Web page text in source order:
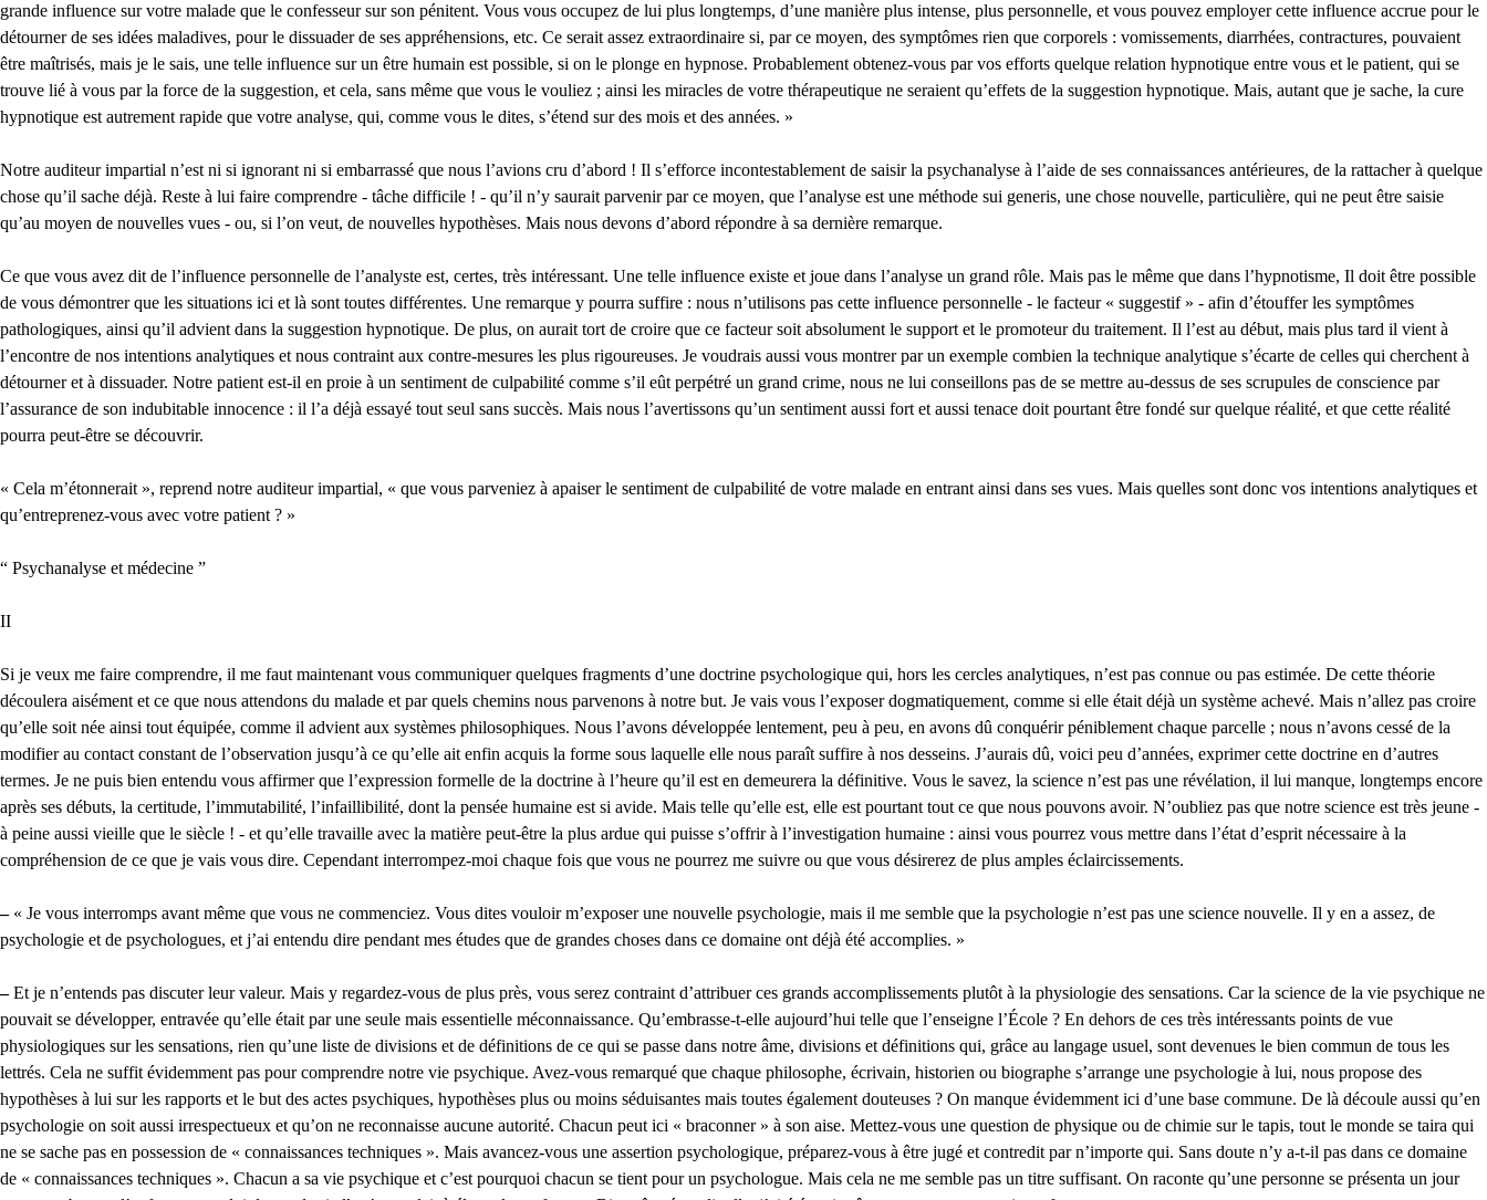
grande influence sur votre malade que le confesseur sur son pénitent. Vous vous occupez de lui plus longtemps, d’une manière plus intense, plus personnelle, et vous pouvez employer cette influence accrue pour le
détourner de ses idées maladives, pour le dissuader de ses appréhensions, etc. Ce serait assez extraordinaire si, par ce moyen, des symptômes rien que corporels : vomissements, diarrhées, contractures, pouvaient
être maîtrisés, mais je le sais, une telle influence sur un être humain est possible, si on le plonge en hypnose. Probablement obtenez-vous par vos efforts quelque relation hypnotique entre vous et le patient, qui se
trouve lié à vous par la force de la suggestion, et cela, sans même que vous le vouliez ; ainsi les miracles de votre thérapeutique ne seraient qu’effets de la suggestion hypnotique. Mais, autant que je sache, la cure
hypnotique est autrement rapide que votre analyse, qui, comme vous le dites, s’étend sur des mois et des années. »
Notre auditeur impartial n’est ni si ignorant ni si embarrassé que nous l’avions cru d’abord ! Il s’efforce incontestablement de saisir la psychanalyse à l’aide de ses connaissances antérieures, de la rattacher à quelque
chose qu’il sache déjà. Reste à lui faire comprendre - tâche difficile ! - qu’il n’y saurait parvenir par ce moyen, que l’analyse est une méthode sui generis, une chose nouvelle, particulière, qui ne peut être saisie
qu’au moyen de nouvelles vues - ou, si l’on veut, de nouvelles hypothèses. Mais nous devons d’abord répondre à sa dernière remarque.
Ce que vous avez dit de l’influence personnelle de l’analyste est, certes, très intéressant. Une telle influence existe et joue dans l’analyse un grand rôle. Mais pas le même que dans l’hypnotisme, Il doit être possible
de vous démontrer que les situations ici et là sont toutes différentes. Une remarque y pourra suffire : nous n’utilisons pas cette influence personnelle - le facteur « suggestif » - afin d’étouffer les symptômes
pathologiques, ainsi qu’il advient dans la suggestion hypnotique. De plus, on aurait tort de croire que ce facteur soit absolument le support et le promoteur du traitement. Il l’est au début, mais plus tard il vient à
l’encontre de nos intentions analytiques et nous contraint aux contre-mesures les plus rigoureuses. Je voudrais aussi vous montrer par un exemple combien la technique analytique s’écarte de celles qui cherchent à
détourner et à dissuader. Notre patient est-il en proie à un sentiment de culpabilité comme s’il eût perpétré un grand crime, nous ne lui conseillons pas de se mettre au-dessus de ses scrupules de conscience par
l’assurance de son indubitable innocence : il l’a déjà essayé tout seul sans succès. Mais nous l’avertissons qu’un sentiment aussi fort et aussi tenace doit pourtant être fondé sur quelque réalité, et que cette réalité
pourra peut-être se découvrir.
« Cela m’étonnerait », reprend notre auditeur impartial, « que vous parveniez à apaiser le sentiment de culpabilité de votre malade en entrant ainsi dans ses vues. Mais quelles sont donc vos intentions analytiques et
qu’entreprenez-vous avec votre patient ? »
“ Psychanalyse et médecine ”
II
Si je veux me faire comprendre, il me faut maintenant vous communiquer quelques fragments d’une doctrine psychologique qui, hors les cercles analytiques, n’est pas connue ou pas estimée. De cette théorie
découlera aisément et ce que nous attendons du malade et par quels chemins nous parvenons à notre but. Je vais vous l’exposer dogmatiquement, comme si elle était déjà un système achevé. Mais n’allez pas croire
qu’elle soit née ainsi tout équipée, comme il advient aux systèmes philosophiques. Nous l’avons développée lentement, peu à peu, en avons dû conquérir péniblement chaque parcelle ; nous n’avons cessé de la
modifier au contact constant de l’observation jusqu’à ce qu’elle ait enfin acquis la forme sous laquelle elle nous paraît suffire à nos desseins. J’aurais dû, voici peu d’années, exprimer cette doctrine en d’autres
termes. Je ne puis bien entendu vous affirmer que l’expression formelle de la doctrine à l’heure qu’il est en demeurera la définitive. Vous le savez, la science n’est pas une révélation, il lui manque, longtemps encore
après ses débuts, la certitude, l’immutabilité, l’infaillibilité, dont la pensée humaine est si avide. Mais telle qu’elle est, elle est pourtant tout ce que nous pouvons avoir. N’oubliez pas que notre science est très jeune -
à peine aussi vieille que le siècle ! - et qu’elle travaille avec la matière peut-être la plus ardue qui puisse s’offrir à l’investigation humaine : ainsi vous pourrez vous mettre dans l’état d’esprit nécessaire à la
compréhension de ce que je vais vous dire. Cependant interrompez-moi chaque fois que vous ne pourrez me suivre ou que vous désirerez de plus amples éclaircissements.
–« Je vous interromps avant même que vous ne commenciez. Vous dites vouloir m’exposer une nouvelle psychologie, mais il me semble que la psychologie n’est pas une science nouvelle. Il y en a assez, de
psychologie et de psychologues, et j’ai entendu dire pendant mes études que de grandes choses dans ce domaine ont déjà été accomplies. »
–Et je n’entends pas discuter leur valeur. Mais y regardez-vous de plus près, vous serez contraint d’attribuer ces grands accomplissements plutôt à la physiologie des sensations. Car la science de la vie psychique ne
pouvait se développer, entravée qu’elle était par une seule mais essentielle méconnaissance. Qu’embrasse-t-elle aujourd’hui telle que l’enseigne l’École ? En dehors de ces très intéressants points de vue
physiologiques sur les sensations, rien qu’une liste de divisions et de définitions de ce qui se passe dans notre âme, divisions et définitions qui, grâce au langage usuel, sont devenues le bien commun de tous les
lettrés. Cela ne suffit évidemment pas pour comprendre notre vie psychique. Avez-vous remarqué que chaque philosophe, écrivain, historien ou biographe s’arrange une psychologie à lui, nous propose des
hypothèses à lui sur les rapports et le but des actes psychiques, hypothèses plus ou moins séduisantes mais toutes également douteuses ? On manque évidemment ici d’une base commune. De là découle aussi qu’en
psychologie on soit aussi irrespectueux et qu’on ne reconnaisse aucune autorité. Chacun peut ici « braconner » à son aise. Mettez-vous une question de physique ou de chimie sur le tapis, tout le monde se taira qui
ne se sache pas en possession de « connaissances techniques ». Mais avancez-vous une assertion psychologique, préparez-vous à être jugé et contredit par n’importe qui. Sans doute n’y a-t-il pas dans ce domaine
de « connaissances techniques ». Chacun a sa vie psychique et c’est pourquoi chacun se tient pour un psychologue. Mais cela ne me semble pas un titre suffisant. On raconte qu’une personne se présenta un jour